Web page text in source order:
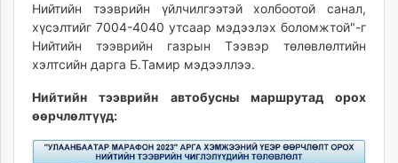
ugluu.mn
urlag.mn
unen.mn
shudarga.mn
unuudur.mn
Нийтийн тээврийн үйлчилгээтэй холбоотой санал,
хүсэлтийг 7004-4040 утсаар мэдээлэх боломжтой"-г
Нийтийн тээврийн газрын Тээвэр төлөвлөлтийн
хэлтсийн дарга Б.Тамир мэдээллээ.
Нийтийн тээврийн автобусны маршрутад орох
өөрчлөлтүүд: